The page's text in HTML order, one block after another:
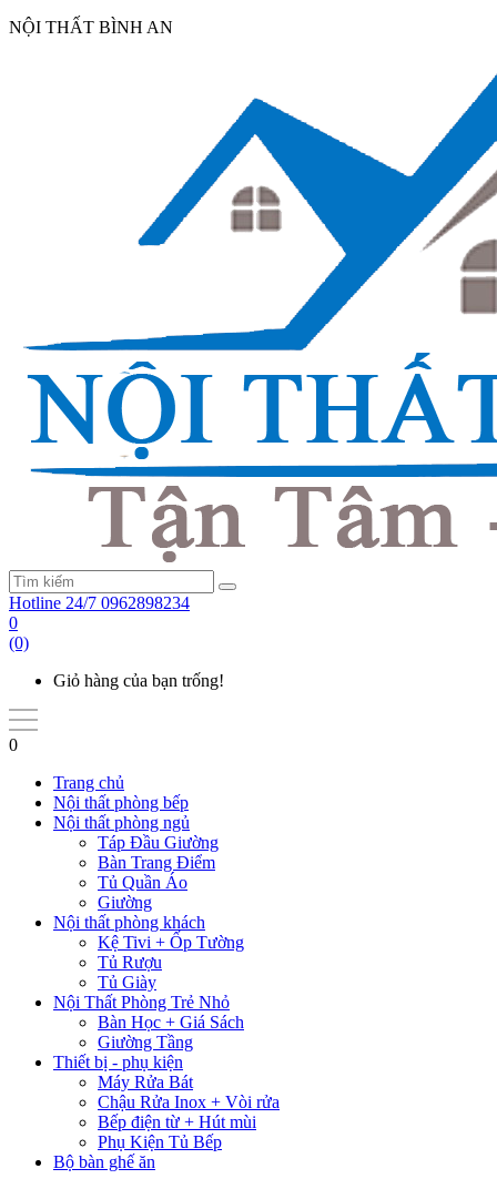
NỘI THẤT BÌNH AN
Hotline 24/7 0962898234
0
(0)
Giỏ hàng của bạn trống!
0
Trang chủ
Nội thất phòng bếp
Nội thất phòng ngủ
Táp Đầu Giường
Bàn Trang Điểm
Tủ Quần Áo
Giường
Nội thất phòng khách
Kệ Tivi + Ốp Tường
Tủ Rượu
Tủ Giày
Nội Thất Phòng Trẻ Nhỏ
Bàn Học + Giá Sách
Giường Tầng
Thiết bị - phụ kiện
Máy Rửa Bát
Chậu Rửa Inox + Vòi rửa
Bếp điện từ + Hút mùi
Phụ Kiện Tủ Bếp
Bộ bàn ghế ăn